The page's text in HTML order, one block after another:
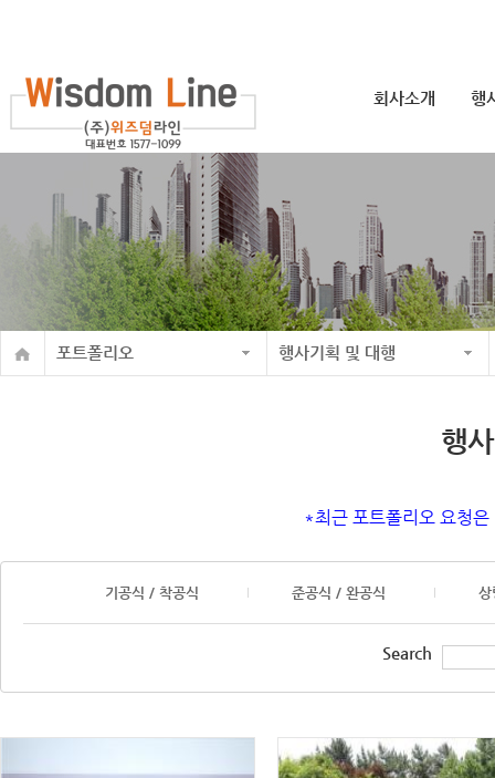
회사소개 행
포트폴리오 행사기획 및 대행
행
*최근 포트폴리오 요청
기공식 / 착공식 준공식 / 완공식 상
Search